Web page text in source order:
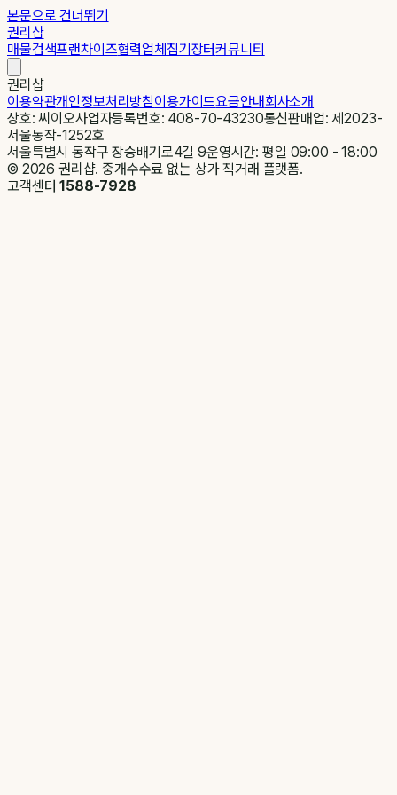
본문으로 건너뛰기
권리샵
매물검색프랜차이즈협력업체집기장터커뮤니티
권리샵
이용약관개인정보처리방침이용가이드요금안내회사소개
상호: 씨이오사업자등록번호: 408-70-43230통신판매업: 제2023-
서울동작-1252호
서울특별시 동작구 장승배기로4길 9운영시간: 평일 09:00 - 18:00
© 2026 권리샵. 중개수수료 없는 상가 직거래 플랫폼.
고객센터1588-7928